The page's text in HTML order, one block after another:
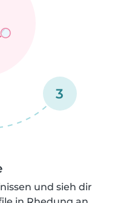
3
und sieh dir